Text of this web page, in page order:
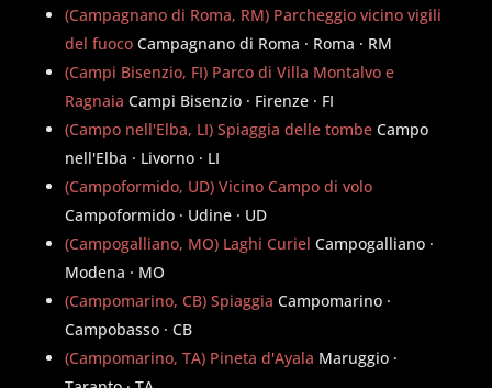
(Campagnano di Roma, RM) Parcheggio vicino vigili
del fuoco Campagnano di Roma · Roma · RM
(Campi Bisenzio, FI) Parco di Villa Montalvo e
Ragnaia Campi Bisenzio · Firenze · FI
(Campo nell'Elba, LI) Spiaggia delle tombe Campo
nell'Elba · Livorno · LI
(Campoformido, UD) Vicino Campo di volo
Campoformido · Udine · UD
(Campogalliano, MO) Laghi Curiel Campogalliano ·
Modena · MO
(Campomarino, CB) Spiaggia Campomarino ·
Campobasso · CB
(Campomarino, TA) Pineta d'Ayala Maruggio ·